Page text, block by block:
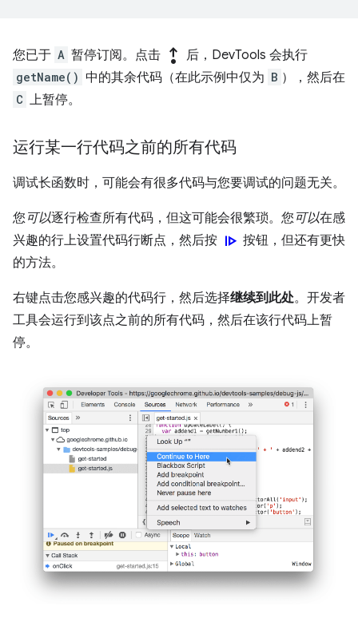
您已于 A 暂停订阅。点击 step_out 后，DevTools 会执行
getName() 中的其余代码（在此示例中仅为 B ），然后在
C 上暂停。
运行某一行代码之前的所有代码
调试长函数时，可能会有很多代码与您要调试的问题无关。
您可以逐行检查所有代码，但这可能会很繁琐。您可以在感
兴趣的行上设置代码行断点，然后按 Resume 按钮，但还有更快
的方法。
右键点击您感兴趣的代码行，然后选择继续到此处。开发者
工具会运行到该点之前的所有代码，然后在该行代码上暂
停。